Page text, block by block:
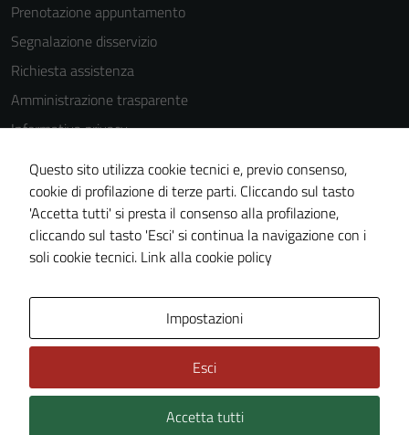
Prenotazione appuntamento
Segnalazione disservizio
Richiesta assistenza
Amministrazione trasparente
Informativa privacy
Cookie Policy
Note legali
Dichiarazione di accessibilità
Piano di miglioramento del sito
Technical Design s.r.l.
Questo sito utilizza cookie tecnici e, previo consenso,
cookie di profilazione di terze parti. Cliccando sul tasto
'Accetta tutti' si presta il consenso alla profilazione,
cliccando sul tasto 'Esci' si continua la navigazione con i
soli cookie tecnici. Link alla cookie policy
Impostazioni
Esci
Accetta tutti
per il
del sito e non
possono
essere
disabilitati.
Questi cookie
informazioni
personali.
Terze parti
Questi cookie